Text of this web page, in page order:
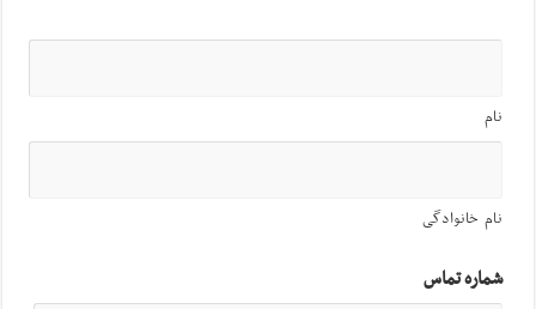
نام
نام خانوادگی
شماره تماس